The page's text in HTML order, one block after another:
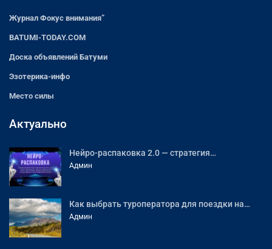
Журнал Фокус внимания”
BATUMI-TODAY.COM
Доска объявлений Батуми
Эзотерика-инфо
Место силы
Актуально
Нейро-распаковка 2.0 — стратегия…
Админ
Как выбрать туроператора для поездки на…
Админ